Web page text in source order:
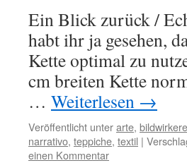
Ein Blick zurück /
habt ihr ja gesehen,
Kette optimal zu
cm breiten Kette
… Weiterlesen →
Veröffentlicht unterarte,
narrativo, teppiche, textil |
einen Kommentar